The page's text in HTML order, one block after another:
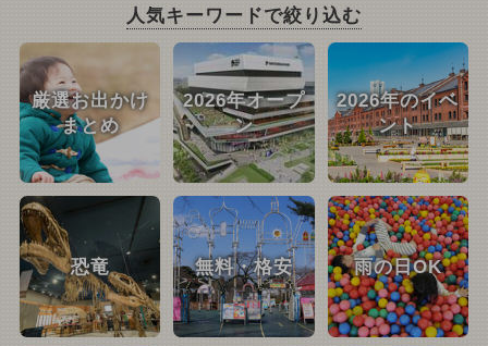
人気キーワードで絞り込む
厳選お出かけ
まとめ
2026年オープ
ン
2026年のイベ
ント
恐竜 無料・格安 雨の日OK